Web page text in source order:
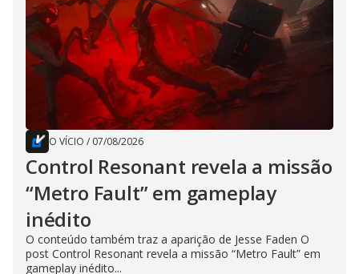
O VÍCIO / 07/08/2026
Control Resonant revela a missão
“Metro Fault” em gameplay
inédito
O conteúdo também traz a aparição de Jesse Faden O
post Control Resonant revela a missão “Metro Fault” em
gameplay inédito...